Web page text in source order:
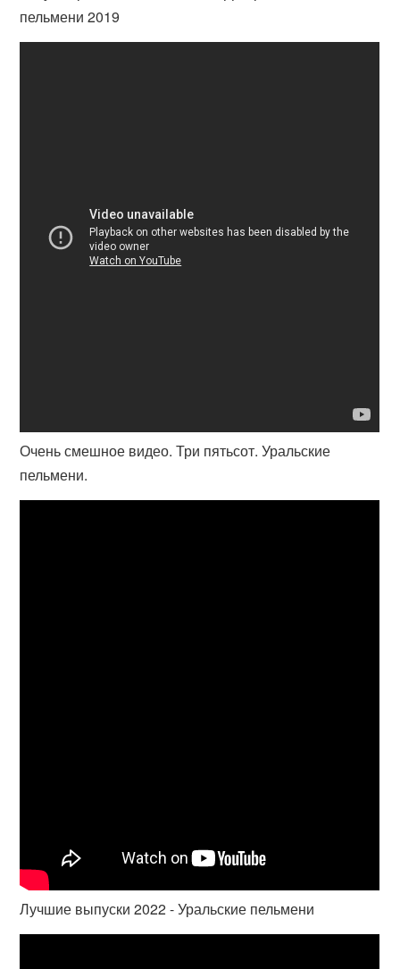
пельмени 2019
Очень смешное видео. Три пятьсот. Уральские
пельмени.
Лучшие выпуски 2022 - Уральские пельмени